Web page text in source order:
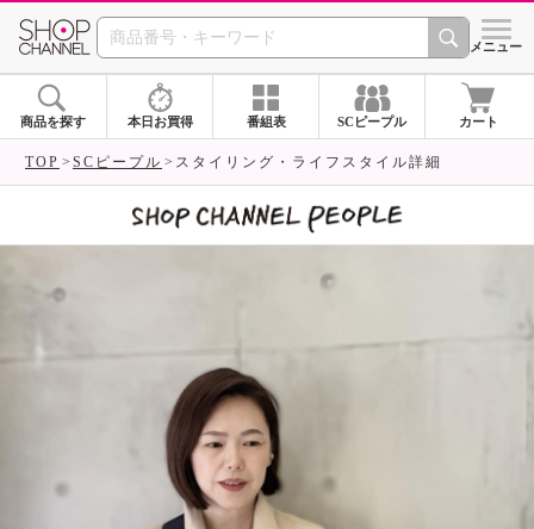
SHOP CHANNEL シメニュー
商品を探す 本日お買得 番組表 SCピープル カート
TOP SCピープル スタイリング・ライフスタイル詳細